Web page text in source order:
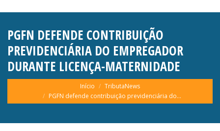
PGFN DEFENDE CONTRIBUIÇÃO
PREVIDENCIÁRIA DO EMPREGADOR
DURANTE LICENÇA-MATERNIDADE
Você está aqui:
Início
TributaNews
PGFN defende contribuição previdenciária do…